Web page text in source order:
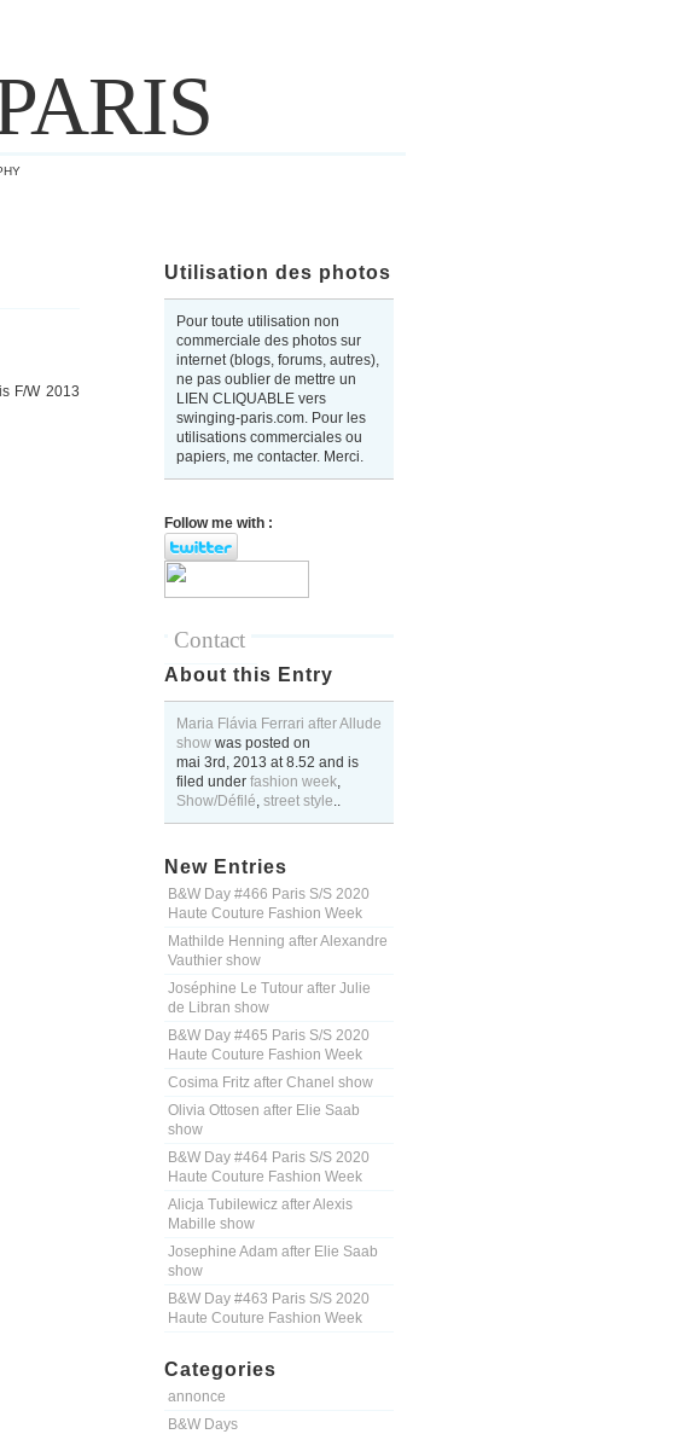
Utilisation des photos
Pour toute utilisation non
commerciale des photos sur
internet (blogs, forums, autres),
ne pas oublier de mettre un
LIEN CLIQUABLE vers
swinging-paris.com. Pour les
utilisations commerciales ou
papiers, me contacter. Merci.
Follow me with :
Contact
About this Entry
Maria Flávia Ferrari after Allude
show was posted on
mai 3rd, 2013 at8.52 and is
filed under fashion week,
Show/Défilé, street style..
New Entries
B&W Day #466 Paris S/S 2020
Haute Couture Fashion Week
Mathilde Henning after Alexandre
Vauthier show
Joséphine Le Tutour after Julie
de Libran show
B&W Day #465 Paris S/S 2020
Haute Couture Fashion Week
Cosima Fritz after Chanel show
Olivia Ottosen after Elie Saab
show
B&W Day #464 Paris S/S 2020
Haute Couture Fashion Week
Alicja Tubilewicz after Alexis
Mabille show
Josephine Adam after Elie Saab
show
B&W Day #463 Paris S/S 2020
Haute Couture Fashion Week
Categories
annonce
B&W Days
F/W 2013